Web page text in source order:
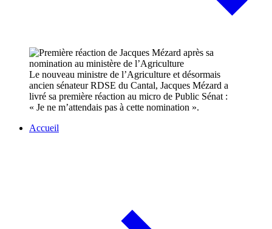
Le nouveau ministre de l’Agriculture et désormais
ancien sénateur RDSE du Cantal, Jacques Mézard a
livré sa première réaction au micro de Public Sénat :
« Je ne m’attendais pas à cette nomination ».
Accueil